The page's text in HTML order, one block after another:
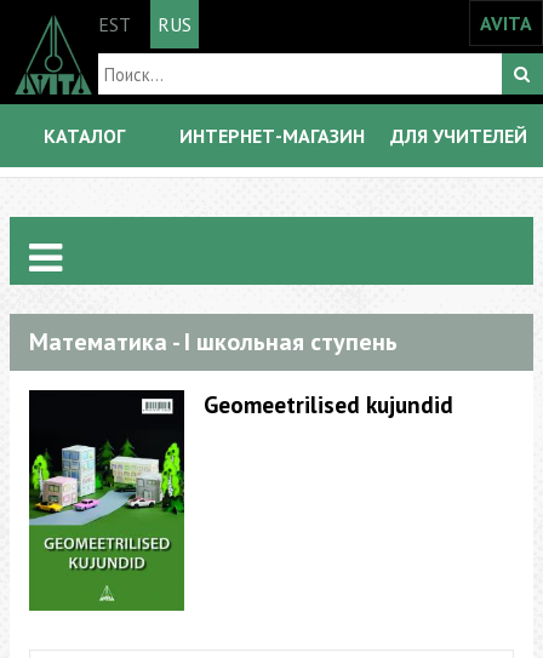
EST RUS AVITA
КАТАЛОГ ИНТЕРНЕТ-МАГАЗИН ДЛЯ УЧИТЕЛЕЙ
Математика - I школьная ступень
Geomeetrilised kujundid